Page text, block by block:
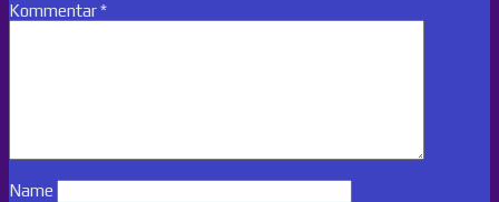
Kommentar*
Name